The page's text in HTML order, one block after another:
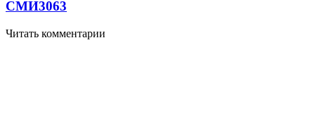
СМИ3063
Читать комментарии